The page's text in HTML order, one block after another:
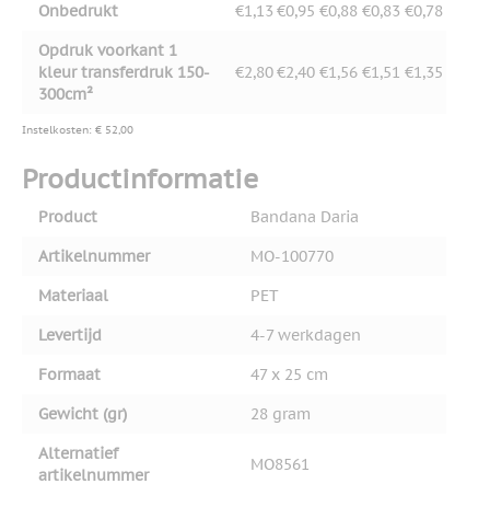
Onbedrukt €1,13 €0,95 €0,88 €0,83 €0,78
Opdruk voorkant 1
kleur transferdruk 150-
300cm²
€2,80€2,40 €1,56 €1,51 €1,35
Instelkosten: € 52,00
Productinformatie
Product
Bandana Daria
Artikelnummer
MO-100770
Materiaal
PET
Levertijd
4-7 werkdagen
Formaat
47 x 25 cm
Gewicht (gr)
28 gram
Alternatief
artikelnummer
MO8561